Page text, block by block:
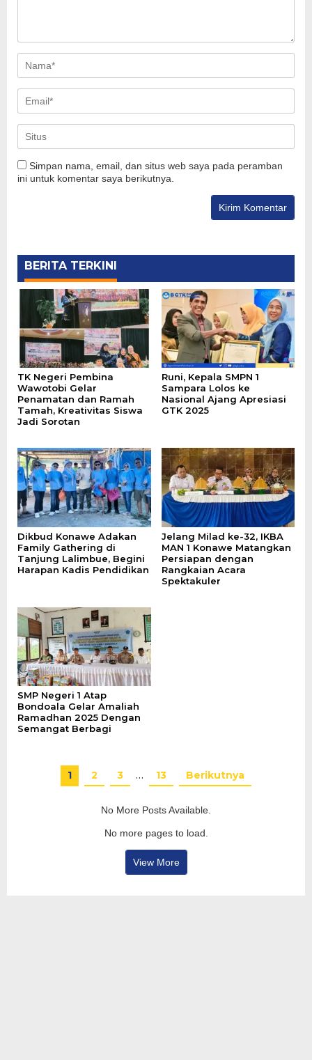
Simpan nama, email, dan situs web saya pada peramban
ini untuk komentar saya berikutnya.
BERITA TERKINI
TK Negeri Pembina
Wawotobi Gelar
Penamatan dan Ramah
Tamah, Kreativitas Siswa
Jadi Sorotan
Runi, Kepala SMPN 1
Sampara Lolos ke
Nasional Ajang Apresiasi
GTK 2025
Dikbud Konawe Adakan
Family Gathering di
Tanjung Lalimbue, Begini
Harapan Kadis Pendidikan
Jelang Milad ke-32, IKBA
MAN 1 Konawe Matangkan
Persiapan dengan
Rangkaian Acara
Spektakuler
SMP Negeri 1 Atap
Bondoala Gelar Amaliah
Ramadhan 2025 Dengan
Semangat Berbagi
1 2 3 … 13 Berikutnya
No More Posts Available.
No more pages to load.
View More